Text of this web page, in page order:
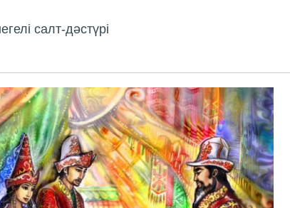
салт-дәстүрі